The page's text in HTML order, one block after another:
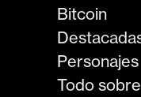
Bitcoin
Personajes
Todo